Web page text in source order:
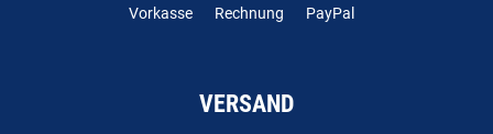
Vorkasse Rechnung PayPal
VERSAND